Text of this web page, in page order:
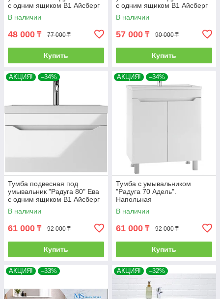
с одним ящиком В1 Айсберг
В наличии
48 000 ₸ 77 000 ₸
Купить
с одним ящиком В1 Айсберг
В наличии
57 000 ₸ 90 000 ₸
Купить
АКЦИЯ! –34%
Тумба подвесная под
умывальник "Радуга 80" Ева
с одним ящиком В1 Айсберг
В наличии
61 000 ₸ 92 000 ₸
Купить
АКЦИЯ! –34%
Тумба с умывальником
"Радуга 70 Адель".
Напольная
В наличии
61 000 ₸ 92 000 ₸
Купить
АКЦИЯ! –33% АКЦИЯ! –32%